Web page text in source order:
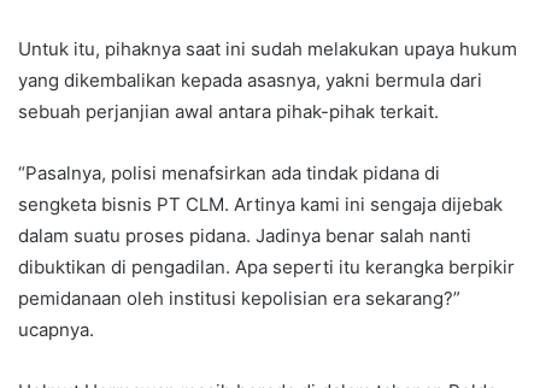
Untuk itu, pihaknya saat ini sudah melakukan upaya hukum
yang dikembalikan kepada asasnya, yakni bermula dari
sebuah perjanjian awal antara pihak-pihak terkait.
“Pasalnya, polisi menafsirkan ada tindak pidana di
sengketa bisnis PT CLM. Artinya kami ini sengaja dijebak
dalam suatu proses pidana. Jadinya benar salah nanti
dibuktikan di pengadilan. Apa seperti itu kerangka berpikir
pemidanaan oleh institusi kepolisian era sekarang?”
ucapnya.